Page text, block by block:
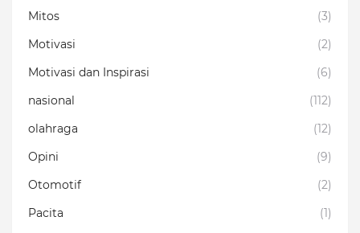
Mitos
(3)
Motivasi
(2)
Motivasi dan Inspirasi
(6)
nasional
(112)
olahraga
(12)
Opini
(9)
Otomotif
(2)
Pacita
(1)